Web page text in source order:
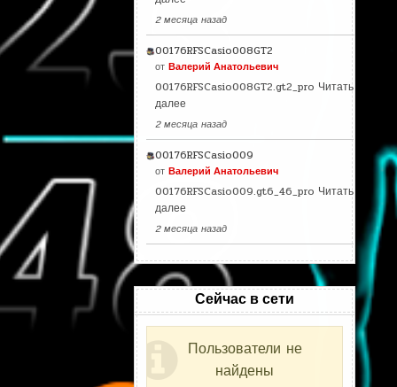
2 месяца назад
00176RFSCasio008GT2
от Валерий Анатольевич
00176RFSCasio008GT2.gt2_pro Читать
далее
2 месяца назад
00176RFSCasio009
от Валерий Анатольевич
00176RFSCasio009.gt6_46_pro Читать
далее
2 месяца назад
Сейчас в сети
Пользователи не
найдены